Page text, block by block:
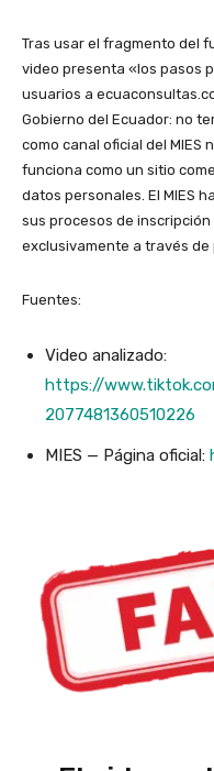
Tras usar el fragmento del
video presenta «los pasos
usuarios a
Gobierno del Ecuador: no
como canal oficial del MIES
funciona como un sitio
datos personales. El MIES
sus procesos de
exclusivamente a través de
Fuentes:
Video analizado:
https://
2077481360510226
MIES — Página oficial: